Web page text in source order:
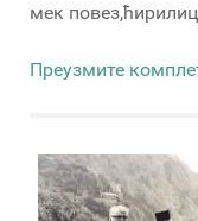
мек
Преузмите